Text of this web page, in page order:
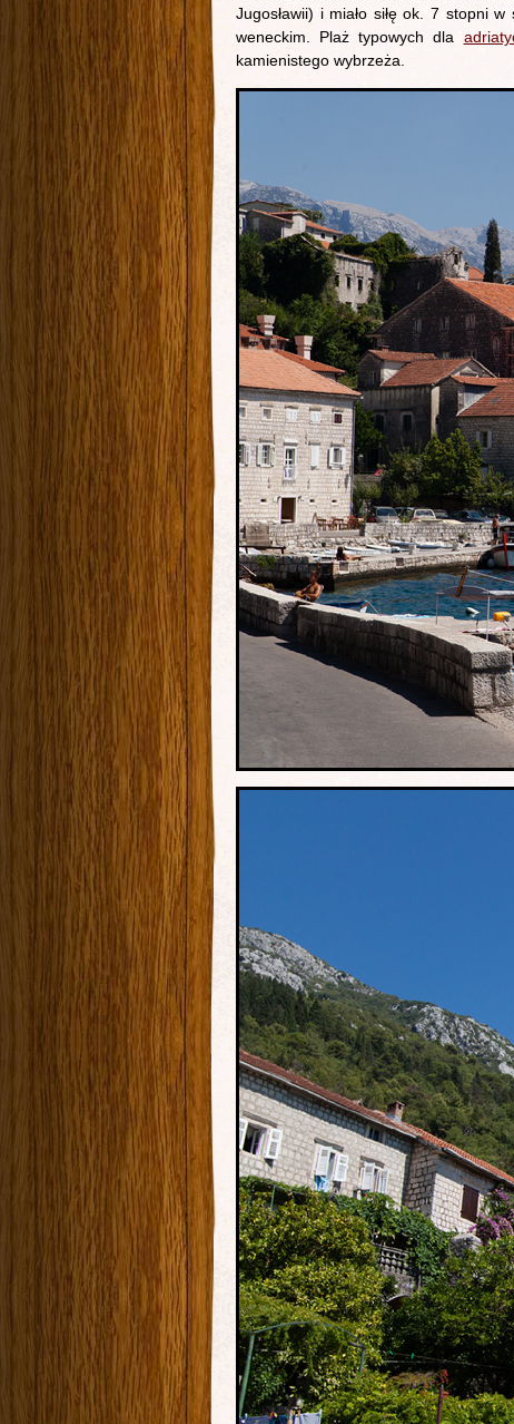
Jugosławii) i miało siłę ok. 7 stopni
weneckim. Plaż typowych dla
kamienistego wybrzeża.